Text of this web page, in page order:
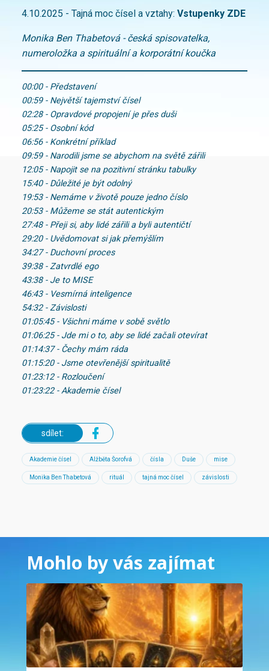
4.10.2025 - Tajná moc čísel a vztahy: Vstupenky ZDE
Monika Ben Thabetová - česká spisovatelka,
numeroložka a spirituální a korporátní koučka
00:00 - Představení
00:59 - Největší tajemství čísel
02:28 - Opravdové propojení je přes duši
05:25 - Osobní kód
06:56 - Konkrétní příklad
09:59 - Narodili jsme se abychom na světě zářili
12:05 - Napojit se na pozitivní stránku tabulky
15:40 - Důležité je být odolný
19:53 - Nemáme v životě pouze jedno číslo
20:53 - Můžeme se stát autentickým
27:48 - Přeji si, aby lidé zářili a byli autentičtí
29:20 - Uvědomovat si jak přemýšlím
34:27 - Duchovní proces
39:38 - Zatvrdlé ego
43:38 - Je to MISE
46:43 - Vesmírná inteligence
54:32 - Závislosti
01:05:45 - Všichni máme v sobě světlo
01:06:25 - Jde mi o to, aby se lidé začali otevírat
01:14:37 - Čechy mám ráda
01:15:20 - Jsme otevřenější spiritualitě
01:23:12 - Rozloučení
01:23:22 - Akademie čísel
sdílet:
Akademie čísel Alžběta Šorofvá čísla Duše mise
Monika Ben Thabetová rituál tajná moc čísel závislosti
Mohlo by vás zajímat